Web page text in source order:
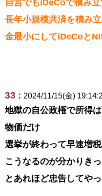
自営でもiDeCoで積み
長年小規模共済を積み
金最小にしてiDeCoと
33 : 2024/11/15(金)
地獄の自公政権で所得
物価だけ
選挙が終わって早速増
こうなるのが分かりき
とあれほど忠告してや